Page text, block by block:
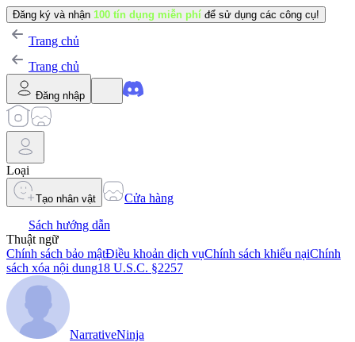
Đăng ký và nhận 100 tín dụng miễn phí để sử dụng các công cụ!
Trang chủ
Trang chủ
Đăng nhập
Loại
Tạo nhân vật
Cửa hàng
Sách hướng dẫn
Thuật ngữ
Chính sách bảo mậtĐiều khoản dịch vụChính sách khiếu nạiChính
sách xóa nội dung18 U.S.C. §2257
NarrativeNinja